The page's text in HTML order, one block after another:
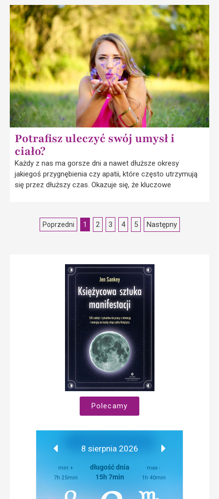
Potrafisz uleczyć swój umysł i
ciało?
Każdy z nas ma gorsze dni a nawet dłuższe okresy
jakiegoś przygnębienia czy apatii, które często utrzymują
się przez dłuższy czas. Okazuje się, że kluczowe
Poprzedni 1 2 3 4 5 Następny
Polecamy
8 sierpnia 2026
min +
7h 25min
długość dnia
15h 7min
max -
1h 40min